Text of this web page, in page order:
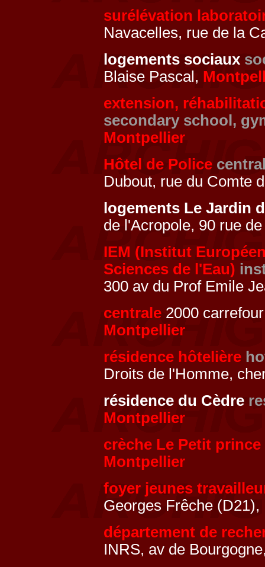
surélévation
Navacelles, rue de la
logements sociaux
Blaise Pascal,
extension,
secondary school,
Montpellier
Hôtel de Police
Dubout, rue du Comte
logements Le Jardin
de l'Acropole, 90 rue
IEM (Institut
Sciences de l'Eau)
300 av du Prof Emile
centrale 2000
Montpellier
résidence hôtelière
Droits de l'Homme,
résidence du Cèdre
Montpellier
crèche Le Petit
Montpellier
foyer jeunes
Georges Frêche
département de
INRS, av de